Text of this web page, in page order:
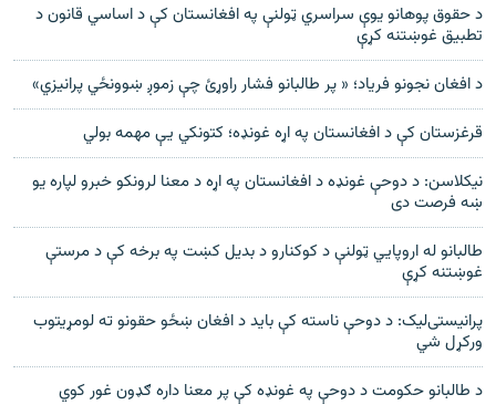
د حقوق‌ پوهانو یوې سراسري ټولنې په افغانستان کې د اساسي قانون د
تطبیق غوښتنه کړې
د افغان نجونو فریاد؛ « پر طالبانو فشار راوړئ چې زموږ ښوونځي پرانیزي»
قرغزستان کې د افغانستان په اړه غونډه؛ کتونکي یې مهمه بولي
نیکلاسن: د دوحې غونډه د افغانستان په اړه د معنا لرونکو خبرو لپاره یو
ښه فرصت دی
طالبانو له اروپايي ټولنې د کوکنارو د بديل کښت په برخه کې د مرستې
غوښتنه کړې
پرانیستی‌لیک: د دوحې ناسته کې باید د افغان ښځو حقونو ته لومړیتوب
ورکړل شي
د طالبانو حکومت د دوحې په غونډه کې پر معنا داره ګډون غور کوي